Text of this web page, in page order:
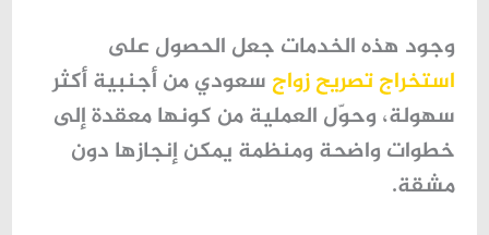
وجود هذه الخدمات جعل الحصول على
استخراج تصريح زواج سعودي من أجنبية أكثر
سهولة، وحوّل العملية من كونها معقدة إلى
خطوات واضحة ومنظمة يمكن إنجازها دون
مشقة.